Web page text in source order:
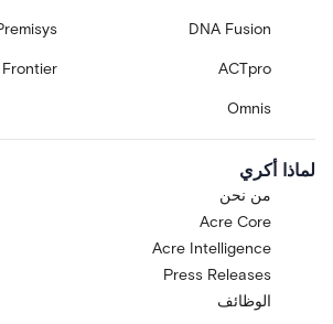
DNA Fusion
ACTpro
Omnis
لماذا أكري
من نحن
Acre Core
Acre Intelligence
Press Releases
الوظائف